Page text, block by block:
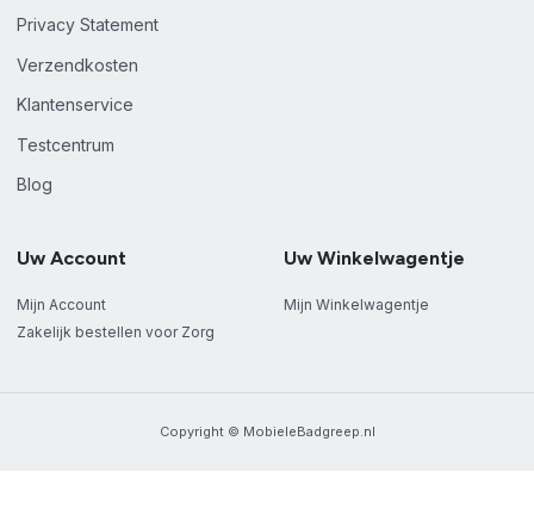
Privacy Statement
Verzendkosten
Klantenservice
Testcentrum
Blog
Uw Account
Mijn Account
Zakelijk bestellen voor Zorg
Uw Winkelwagentje
Mijn Winkelwagentje
Copyright © MobieleBadgreep.nl